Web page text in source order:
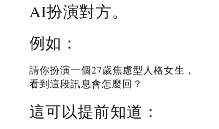
AI扮演對方。
例如：
請你扮演一個27歲焦慮型人格女生，
看到這段訊息會怎麼回？
這可以提前知道：